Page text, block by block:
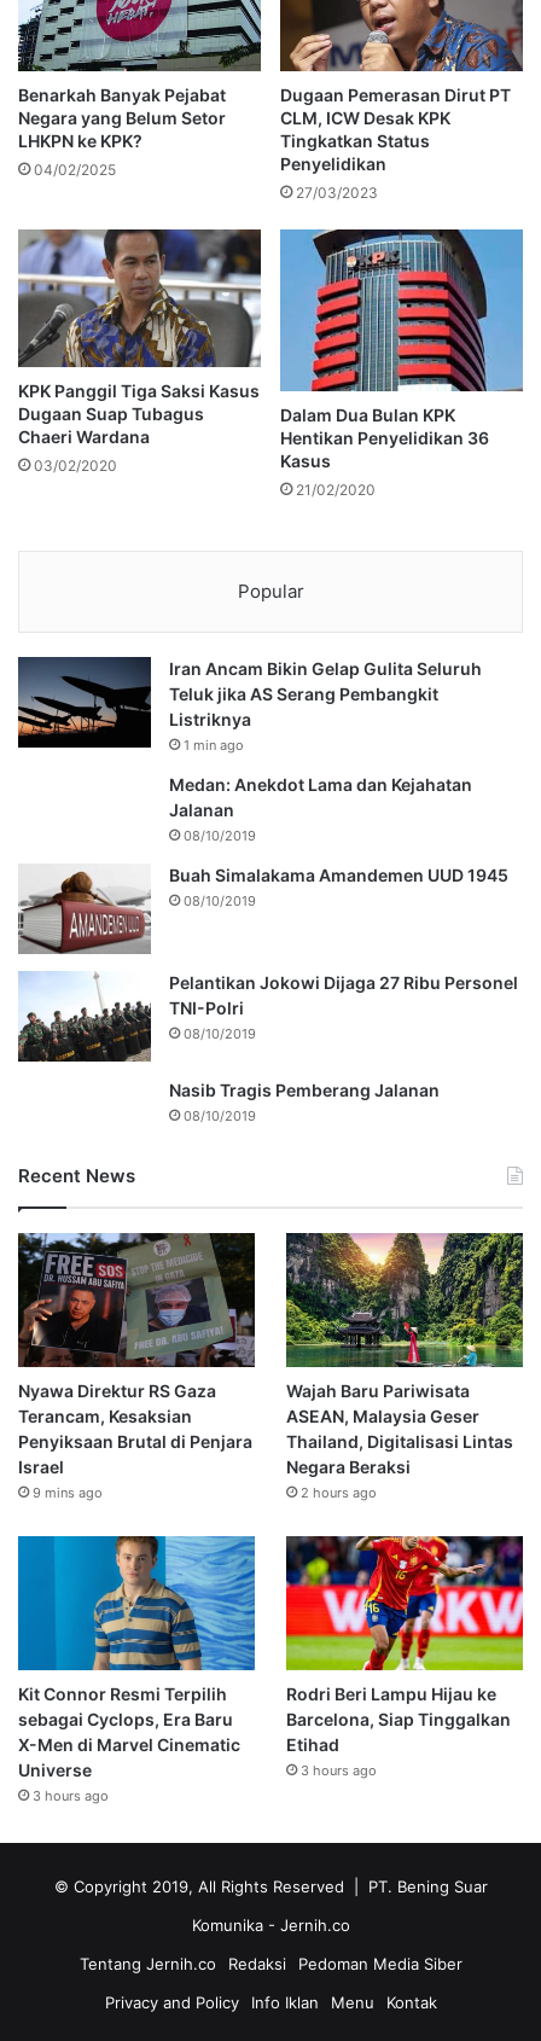
Benarkah Banyak Pejabat
Negara yang Belum Setor
LHKPN ke KPK?
04/02/2025
Dugaan Pemerasan Dirut PT
CLM, ICW Desak KPK
Tingkatkan Status
Penyelidikan
27/03/2023
KPK Panggil Tiga Saksi Kasus
Dugaan Suap Tubagus
Chaeri Wardana
03/02/2020
Dalam Dua Bulan KPK
Hentikan Penyelidikan 36
Kasus
21/02/2020
Popular
Iran Ancam Bikin Gelap Gulita Seluruh
Teluk jika AS Serang Pembangkit
Listriknya
1 min ago
Medan: Anekdot Lama dan Kejahatan
Jalanan
08/10/2019
Buah Simalakama Amandemen UUD 1945
08/10/2019
Pelantikan Jokowi Dijaga 27 Ribu Personel
TNI-Polri
08/10/2019
Nasib Tragis Pemberang Jalanan
08/10/2019
Recent News
Nyawa Direktur RS Gaza
Terancam, Kesaksian
Penyiksaan Brutal di Penjara
Israel
9 mins ago
Wajah Baru Pariwisata
ASEAN, Malaysia Geser
Thailand, Digitalisasi Lintas
Negara Beraksi
2 hours ago
Kit Connor Resmi Terpilih
sebagai Cyclops, Era Baru
X-Men di Marvel Cinematic
Universe
3 hours ago
Rodri Beri Lampu Hijau ke
Barcelona, Siap Tinggalkan
Etihad
3 hours ago
© Copyright 2019, All Rights Reserved | PT. Bening Suar
Komunika - Jernih.co
Tentang Jernih.co
Redaksi
Pedoman Media Siber
Privacy and Policy
Info Iklan Menu Kontak